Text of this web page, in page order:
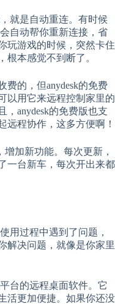
就是自动重连。有时候
自动帮你重新连接，省
玩游戏的时候，突然卡住
根本感觉不到断了。
费的，但anydesk的免费
以用它来远程控制家里的
，anydesk的免费版也支
远程协作，这多方便啊！
增加新功能。每次更新，
一台新车，每次开出来都
用过程中遇到了问题，
解决问题，就像是你家里
台的远程桌面软件。它
活更加便捷。如果你还没